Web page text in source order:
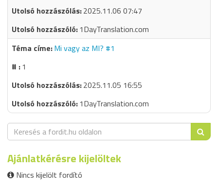
2025.11.06 07:47
1DayTranslation.com
Mi vagy az MI? #1
1
2025.11.05 16:55
1DayTranslation.com
Ajánlatkérésre kijelöltek
Nincs kijelölt fordító